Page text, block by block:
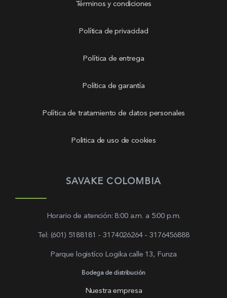
Términos y condiciones
Política de privacidad
Política de entrega
Política de garantía
Política de tratamiento de datos personales
Politica de uso de cookies
SAVAKE COLOMBIA
Horario de atención: 8:00 a.m. a 5:00 p.m.
Tel: (601) 5188181 - 3174026264 - 3176456888
Parque logistíco Logika calle 13, Funza
Bodega de distribución
Nuestra empresa